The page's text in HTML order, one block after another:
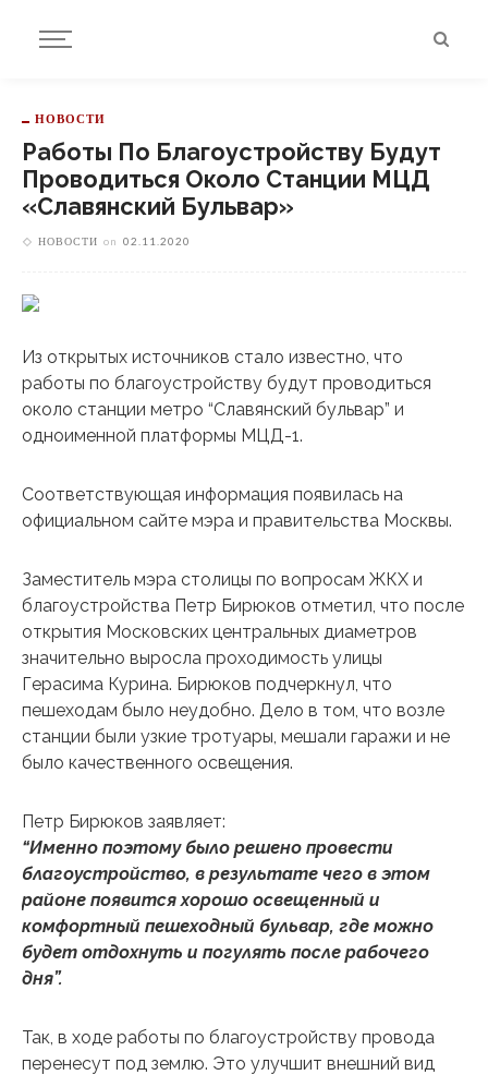
НОВОСТИ
Работы По Благоустройству Будут
Проводиться Около Станции МЦД
«Славянский Бульвар»
НОВОСТИ on 02.11.2020
Из открытых источников стало известно, что
работы по благоустройству будут проводиться
около станции метро “Славянский бульвар” и
одноименной платформы МЦД-1.
Соответствующая информация появилась на
официальном сайте мэра и правительства Москвы.
Заместитель мэра столицы по вопросам ЖКХ и
благоустройства Петр Бирюков отметил, что после
открытия Московских центральных диаметров
значительно выросла проходимость улицы
Герасима Курина. Бирюков подчеркнул, что
пешеходам было неудобно. Дело в том, что возле
станции были узкие тротуары, мешали гаражи и не
было качественного освещения.
Петр Бирюков заявляет:
“Именно поэтому было решено провести
благоустройство, в результате чего в этом
районе появится хорошо освещенный и
комфортный пешеходный бульвар, где можно
будет отдохнуть и погулять после рабочего
дня”.
Так, в ходе работы по благоустройству провода
перенесут под землю. Это улучшит внешний вид